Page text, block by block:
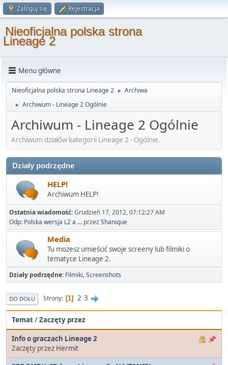
Zaloguj się Rejestracja
Nieoficjalna polska strona
Lineage 2
Menu główne
Nieoficjalna polska strona Lineage 2 ► Archiwa
► Archiwum - Lineage 2 Ogólnie
Archiwum - Lineage 2 Ogólnie
Archiwum działów kategorii Lineage 2 - Ogólnie.
Działy podrzędne
HELP!
Archiwum HELP!
Ostatnia wiadomość:Grudzień 17, 2012, 07:12:27 AM
Odp: Polska wersja L2 a ... przezShanique
Media
Tu możesz umieścić swoje screeny lub filmiki o
tematyce Lineage 2.
Działy podrzędne Filmiki Screenshots
DO DOŁU Strony 1 2 3
Temat/Zaczęty przez
Info o graczach Lineage 2
Zaczęty przez Hermit